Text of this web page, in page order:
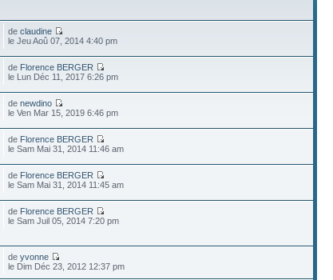
declaudine
le Jeu Aoû 07, 2014 4:40 pm
de Florence BERGER
le Lun Déc 11, 2017 6:26 pm
denewdino
le Ven Mar 15, 2019 6:46 pm
de Florence BERGER
le Sam Mai 31, 2014 11:46 am
de Florence BERGER
le Sam Mai 31, 2014 11:45 am
de Florence BERGER
le Sam Juil 05, 2014 7:20 pm
deyvonne
le Dim Déc 23, 2012 12:37 pm